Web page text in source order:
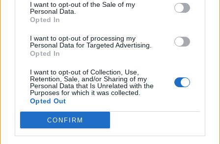
I want to opt-out of the Sale of my
Personal Data.
Opted In
I want to opt-out of processing my
Personal Data for Targeted Advertising.
Opted In
I want to opt-out of Collection, Use,
Retention, Sale, and/or Sharing of my
Personal Data that Is Unrelated with the
Purposes for which it was collected.
Opted Out
CONFIRM